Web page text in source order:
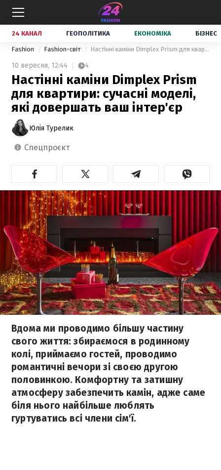
24 КАНАЛ ГЕОПОЛІТИКА ЕКОНОМІКА БІЗНЕС
Fashion Fashion-світ Настінні каміни Dimplex Prism для квартири: сучасні моделі, які довершать ваш інтер'єр
10 вересня, 12:44 4
Настінні каміни Dimplex Prism
для квартири: сучасні моделі,
які довершать ваш інтер'єр
Юлія Турелик
спецпроєкт
Вдома ми проводимо більшу частину
свого життя: збираємося в родинному
колі, приймаємо гостей, проводимо
романтичні вечори зі своєю другою
половинкою. Комфортну та затишну
атмосферу забезпечить камін, адже саме
біля нього найбільше люблять
гуртуватись всі члени сім'ї.